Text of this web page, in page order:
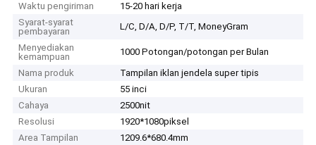
Waktu pengiriman
15-20 hari kerja
Syarat-syarat
pembayaran
L/C, D/A, D/P, T/T, MoneyGram
Menyediakan
kemampuan
1000 Potongan/potongan per Bulan
Nama produk
Tampilan iklan jendela super tipis
Ukuran
55 inci
Cahaya
2500nit
Resolusi
1920*1080piksel
Area Tampilan
1209.6*680.4mm